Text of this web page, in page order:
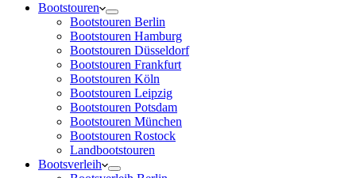
Bootstouren
Bootstouren Berlin
Bootstouren Hamburg
Bootstouren Düsseldorf
Bootstouren Frankfurt
Bootstouren Köln
Bootstouren Leipzig
Bootstouren Potsdam
Bootstouren München
Bootstouren Rostock
Landbootstouren
Bootsverleih